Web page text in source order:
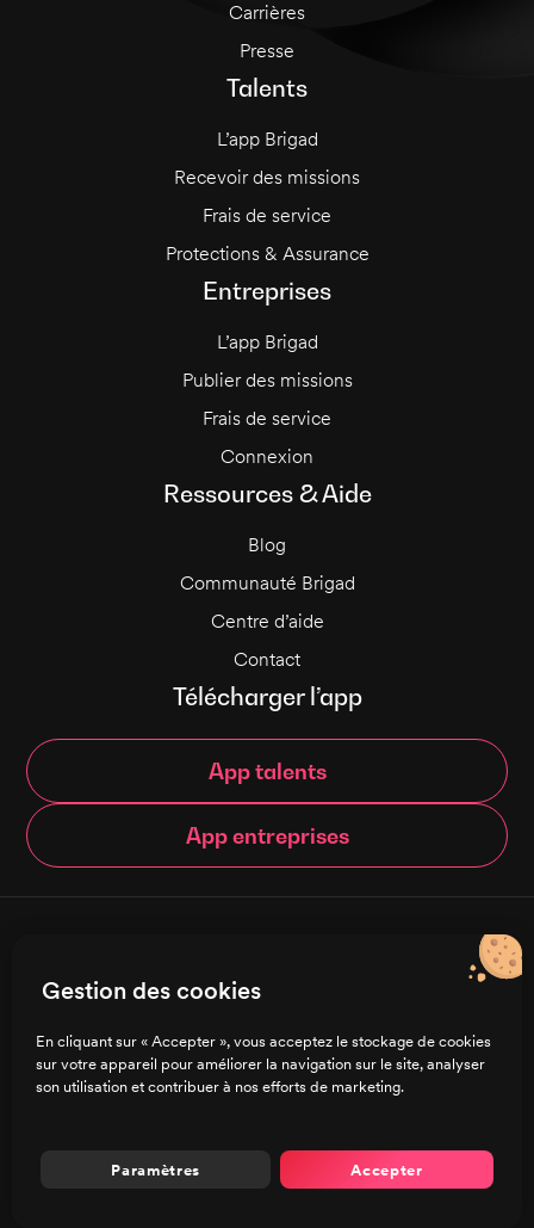
Carrières
Presse
Talents
L’app Brigad
Recevoir des missions
Frais de service
Protections & Assurance
Entreprises
L’app Brigad
Publier des missions
Frais de service
Connexion
Ressources & Aide
Blog
Communauté Brigad
Centre d’aide
Contact
Télécharger l’app
App talents
App entreprises
Charte de confidentialité
CGU/CGV
Préférences de cookies
Gestion des cookies
En cliquant sur « Accepter », vous acceptez le stockage de cookies
sur votre appareil pour améliorer la navigation sur le site, analyser
son utilisation et contribuer à nos efforts de marketing.
Accepter
Paramètres